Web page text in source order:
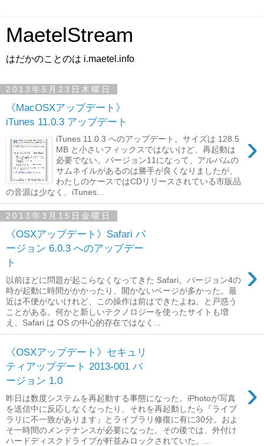
MaetelStream
はだかのことのは i.maetel.info
2013年5月23日木曜日
《MacOSXアップデート》
iTunes 11.0.3 アップデート
›
iTunes 11.0.3 へのアップデート。サイズは 128.5
MB と小さいフィックスではないけど、再起動は
必要でない。バージョン11になって、アルバムの
サムネイルがあるのは勝手が良くなりましたが、
わたしのケースではCDリリースされている市販品
の音源は少なく、iTunes...
2013年3月15日金曜日
《OSXアップデート》Safari バ
ージョン 6.0.3 へのアップデー
ト
›
以前ほどに問題が起こらなくなってきた Safari。バージョン4の
時が起動に時間がかかったり、開かないページが多かった。最
近は不便がないけれど、この操作は前はできたよね、と戸惑う
ことがある。何かと新しいテクノロジーを使ったサイトも増
え、Safari は OS の中心的存在ではなく...
《OSXアップデート》セキュリ
ティアップデート 2013-001 バ
ージョン 1.0
›
昨日は数度システムを再起動する事態になった。iPhotoが写真
を送信中に反応しなくなったり、それを再起動したら『ライブ
ラリに不一致があります』とライブラリ修復に有に30分。およ
そ一時間のメンテナンスが必要になった。その後では、外付け
ハードディスクドライブが軒並みロックされていた。...